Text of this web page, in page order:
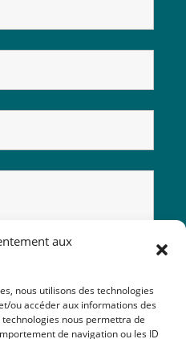
aux
nous utilisons des technologies
ou accéder aux informations des
nous permettra de
de navigation ou les ID